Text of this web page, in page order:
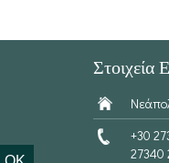
Στοιχεία
+30
27340